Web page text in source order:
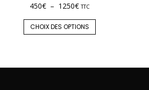
450€ – 1250€ TTC
CHOIX DES OPTIONS